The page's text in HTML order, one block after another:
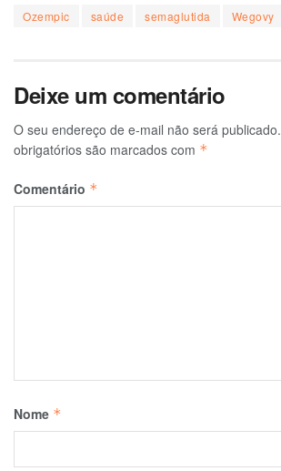
Ozempic
saúde semaglutida Wegovy
Deixe um comentário
O seu endereço de e-mail não será publicado.
obrigatórios são marcados com *
Comentário *
Nome *